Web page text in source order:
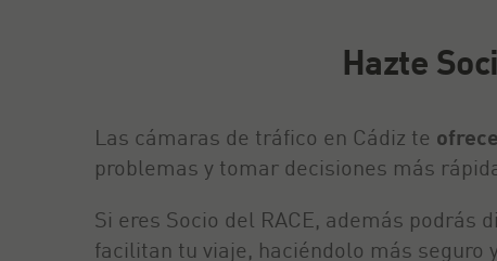
Hazte
Las cámaras de tráfico en Cádiz te
problemas y tomar decisiones más
Si eres Socio del RACE, además
facilitan tu viaje, haciéndolo más seguro